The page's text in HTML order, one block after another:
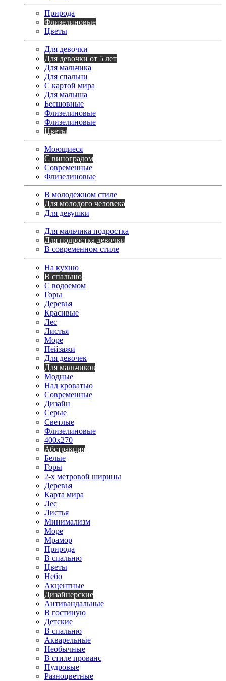
Природа
Флизелиновые
Цветы
Для девочки
Для девочки от 5 лет
Для мальчика
Для спальни
С картой мира
Для малыша
Бесшовные
Флизелиновые
Флизелиновые
Цветы
Моющиеся
С виноградом
Современные
Флизелиновые
В молодежном стиле
Для молодого человека
Для девушки
Для мальчика подростка
Для подростка девочки
В современном стиле
На кухню
В спальню
С водоемом
Горы
Деревья
Красивые
Лес
Листья
Море
Пейзажи
Для девочек
Для мальчиков
Модные
Над кроватью
Современные
Дизайн
Серые
Светлые
Флизелиновые
400х270
Абстракция
Белые
Горы
2-х метровой ширины
Деревья
Карта мира
Лес
Листья
Минимализм
Море
Мрамор
Природа
В спальню
Цветы
Небо
Акцентные
Дизайнерские
Антивандальные
В гостиную
Детские
В спальню
Акварельные
Необычные
В стиле прованс
Пудровые
Разноцветные